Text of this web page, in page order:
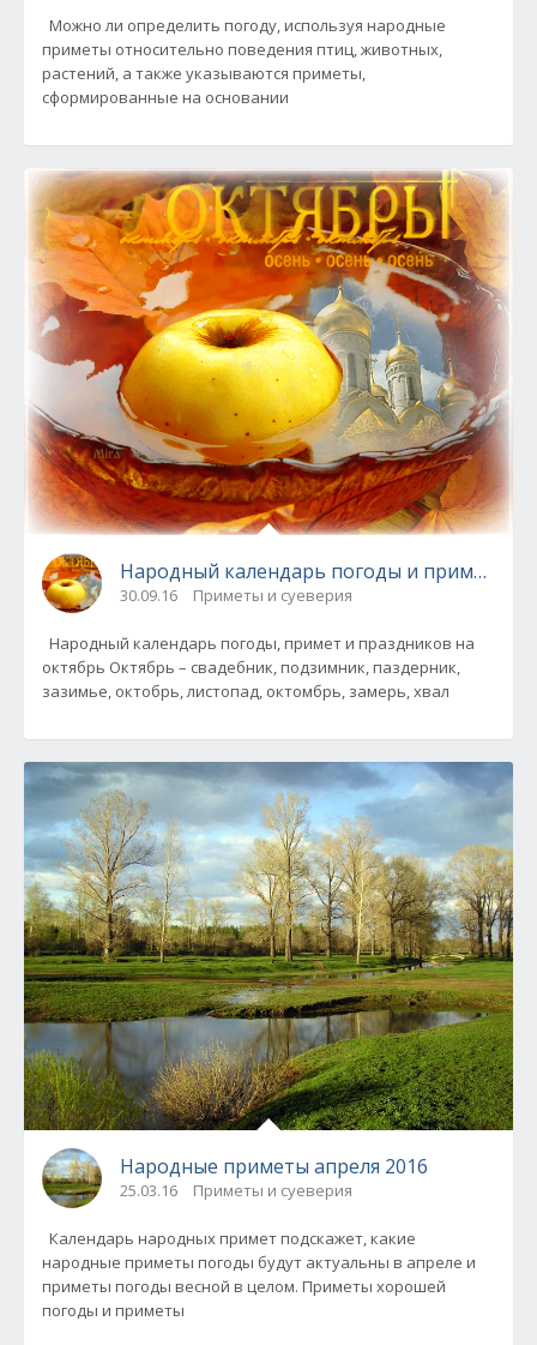
Можно ли определить погоду, используя народные
приметы относительно поведения птиц, животных,
растений, а также указываются приметы,
сформированные на основании
Народный календарь погоды и примет на
30.09.16 Приметы и суеверия
Народный календарь погоды, примет и праздников на
октябрь Октябрь – свадебник, подзимник, паздерник,
зазимье, октобрь, листопад, октомбрь, замерь, хвал
Народные приметы апреля 2016
25.03.16 Приметы и суеверия
Календарь народных примет подскажет, какие
народные приметы погоды будут актуальны в апреле и
приметы погоды весной в целом. Приметы хорошей
погоды и приметы